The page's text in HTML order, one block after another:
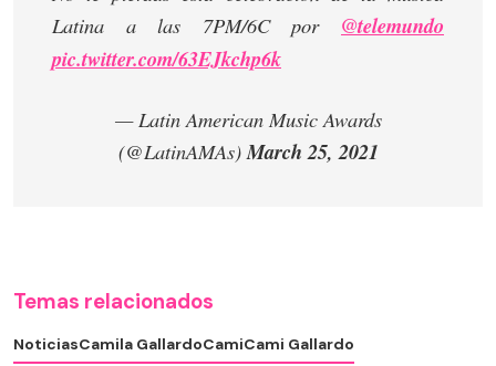
Latina a las 7PM/6C por @telemundo
pic.twitter.com/63EJkchp6k
— Latin American Music Awards
(@LatinAMAs)March 25, 2021
Temas relacionados
NoticiasCamila GallardoCamiCami Gallardo